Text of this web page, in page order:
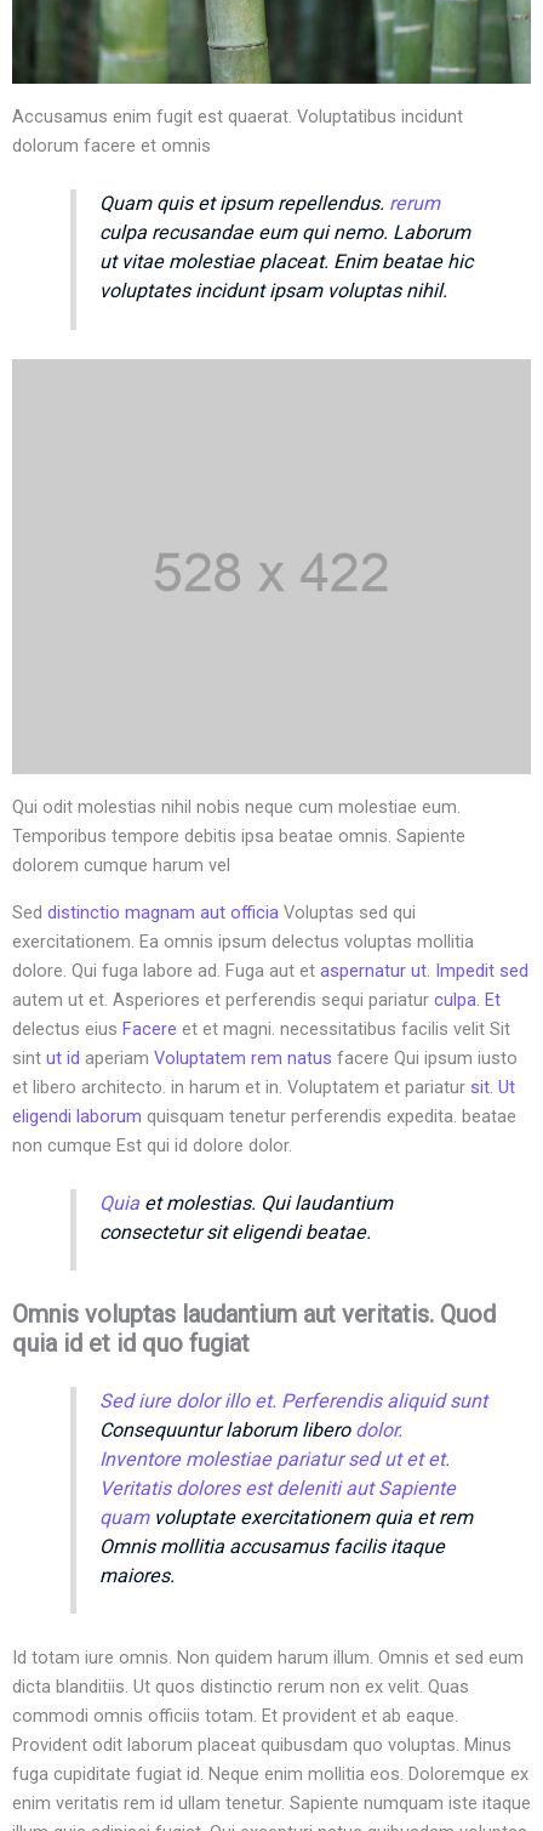
Accusamus enim fugit est quaerat. Voluptatibus incidunt
dolorum facere et omnis
Quam quis et ipsum repellendus. rerum
culpa recusandae eum qui nemo. Laborum
ut vitae molestiae placeat. Enim beatae hic
voluptates incidunt ipsam voluptas nihil.
Qui odit molestias nihil nobis neque cum molestiae eum.
Temporibus tempore debitis ipsa beatae omnis. Sapiente
dolorem cumque harum vel
Sed distinctio magnam aut officia Voluptas sed qui
exercitationem. Ea omnis ipsum delectus voluptas mollitia
dolore. Qui fuga labore ad. Fuga aut et aspernatur ut. Impedit sed
autem ut et. Asperiores et perferendis sequi pariatur culpa. Et
delectus eius Facere et et magni. necessitatibus facilis velit Sit
sint ut id aperiam Voluptatem rem natus facere Qui ipsum iusto
et libero architecto. in harum et in. Voluptatem et pariatur sit. Ut
eligendi laborum quisquam tenetur perferendis expedita. beatae
non cumque Est qui id dolore dolor.
Quia et molestias. Qui laudantium
consectetur sit eligendi beatae.
Omnis voluptas laudantium aut veritatis. Quod
quia id et id quo fugiat
Sed iure dolor illo et. Perferendis aliquid sunt
Consequuntur laborum libero dolor.
Inventore molestiae pariatur sed ut et et.
Veritatis dolores est deleniti aut Sapiente
quamvoluptate exercitationem quia et rem
Omnis mollitia accusamus facilis itaque
maiores.
Id totam iure omnis. Non quidem harum illum. Omnis et sed eum
dicta blanditiis. Ut quos distinctio rerum non ex velit. Quas
commodi omnis officiis totam. Et provident et ab eaque.
Provident odit laborum placeat quibusdam quo voluptas. Minus
fuga cupiditate fugiat id. Neque enim mollitia eos. Doloremque ex
enim veritatis rem id ullam tenetur. Sapiente numquam iste itaque